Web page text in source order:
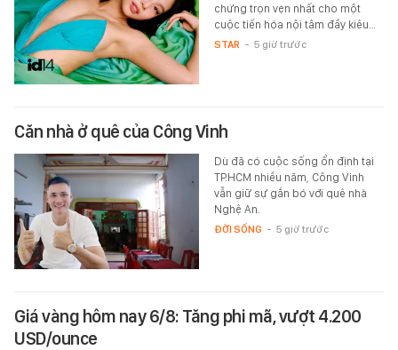
chứng trọn vẹn nhất cho một
cuộc tiến hóa nội tâm đầy kiêu…
STAR - 5 giờ trước
Căn nhà ở quê của Công Vinh
Dù đã có cuộc sống ổn định tại
TP.HCM nhiều năm, Công Vinh
vẫn giữ sự gắn bó với quê nhà
Nghệ An.
ĐỜI SỐNG - 5 giờ trước
Giá vàng hôm nay 6/8: Tăng phi mã, vượt 4.200
USD/ounce